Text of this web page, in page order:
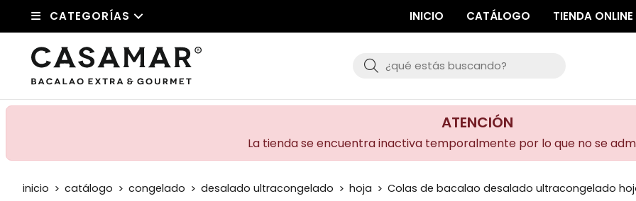
Buscar
CATEGORÍAS INICIO CATÁLOGO TIENDA ONLINE
ATENCIÓN
La tienda se encuentra inactiva temporalmente por lo que no se
inicio catálogo congelado desalado ultracongelado hoja Colas de bacalao desalado ultracongelado